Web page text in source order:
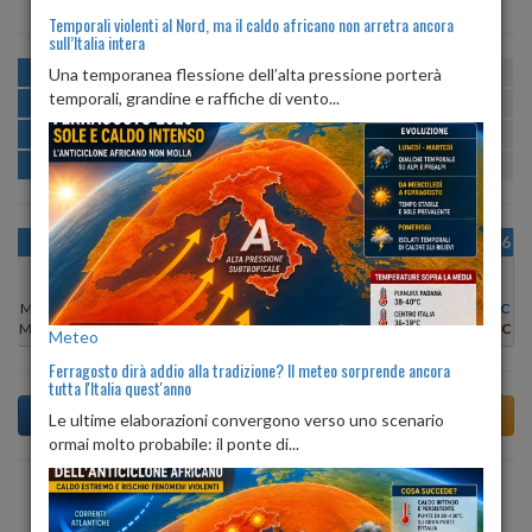
MATTINA min:21º max:30º U:
POMERIGGIO min:31º max:32º
SERA min:25º max:33º U:67% 81%
NOTTE min: 21º max:24º U:79%
OGGI
Min:
31°C
Max:34°C
MAR 11
Min:
Max:34°C
MER 12
Min:31°C
Max:32°C
GIO 13
Min:
30°C
Max:31°C
VEN 14
Max:30°C
SAB 15
Min:28°C
Max:30°C
DOM 16
28°C
Max:31°C
Previsioni del Tempo a Toffia di dopodomani
Temporali violenti al Nord, ma il caldo africano non arretra ancora
sull’Italia intera
Una temporanea flessione dell’alta pressione porterà
temporali, grandine e raffiche di vento...
Meteo
Ferragosto dirà addio alla tradizione? Il meteo sorprende ancora
tutta l'Italia quest'anno
Le ultime elaborazioni convergono verso uno scenario
ormai molto probabile: il ponte di...